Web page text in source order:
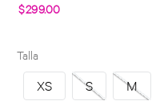
$299.00
Talla
XS S M